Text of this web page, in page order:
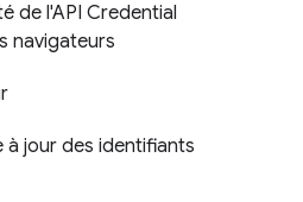
de l'API Credential
navigateurs
à jour des identifiants